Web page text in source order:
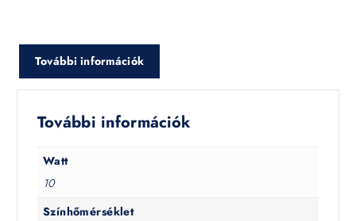
További információk
További információk
Watt
10
Színhőmérséklet